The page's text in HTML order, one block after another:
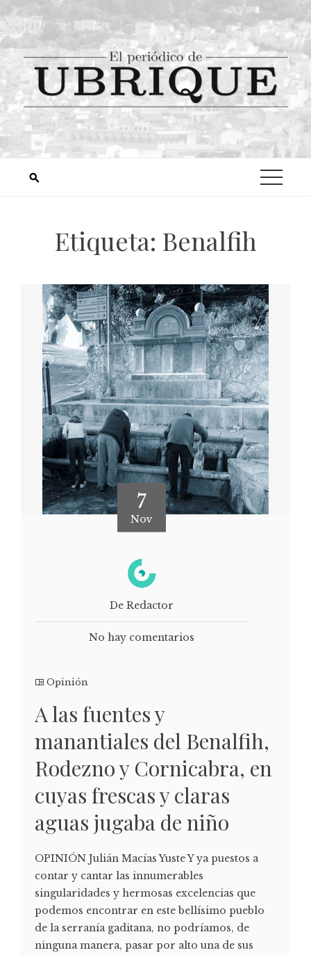
Etiqueta: Benalfih
7
Nov
De Redactor
No hay comentarios
Opinión
A las fuentes y
manantiales del Benalfih,
Rodezno y Cornicabra, en
cuyas frescas y claras
aguas jugaba de niño
OPINIÓN Julián Macías Yuste Y ya puestos a
contar y cantar las innumerables
singularidades y hermosas excelencias que
podemos encontrar en este bellísimo pueblo
de la serranía gaditana, no podríamos, de
ninguna manera, pasar por alto una de sus